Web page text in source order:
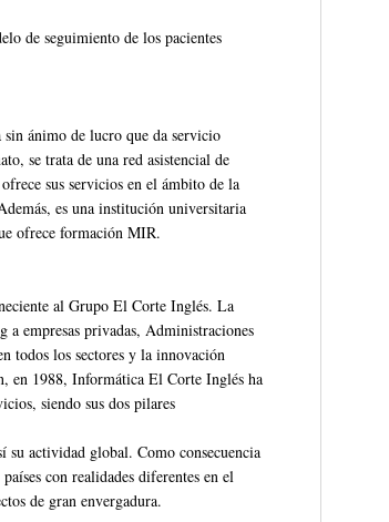
de seguimiento de los pacientes
ánimo de lucro que da servicio
se trata de una red asistencial de
sus servicios en el ámbito de la
es una institución universitaria
ofrece formación MIR.
al Grupo El Corte Inglés. La
empresas privadas, Administraciones
todos los sectores y la innovación
en 1988, Informática El Corte Inglés ha
siendo sus dos pilares
su actividad global. Como consecuencia
con realidades diferentes en el
de gran envergadura.